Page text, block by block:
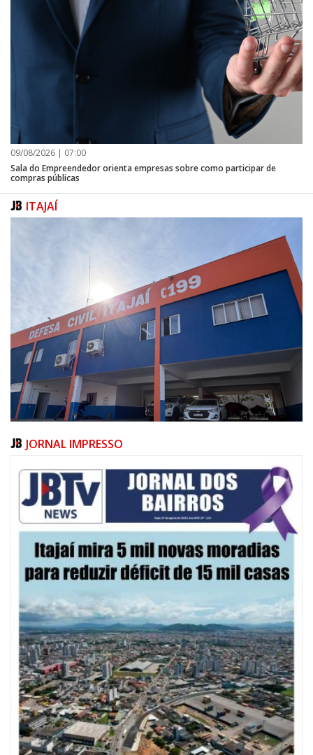
09/08/2026 | 07:00
Sala do Empreendedor orienta empresas sobre como participar de
compras públicas
ITAJAÍ
09/08/2026 | 07:00
Defesa Civil de Itajaí apresentará plano de contingência contra El Niño na
ITAJAÍ
JORNAL IMPRESSO